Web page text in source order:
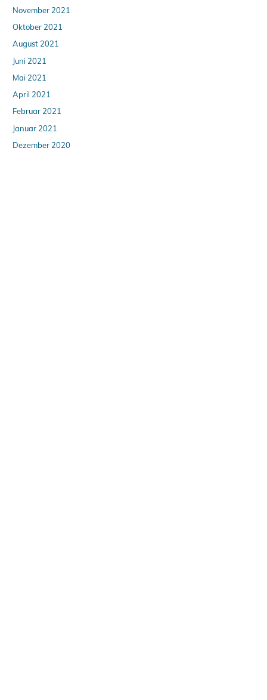
November 2021
Oktober 2021
August 2021
Juni 2021
Mai 2021
April 2021
Februar 2021
Januar 2021
Dezember 2020